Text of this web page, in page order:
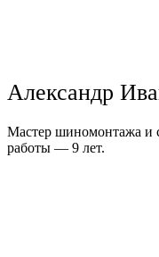
Александр
Мастер шиномонтажа и
работы — 9 лет.